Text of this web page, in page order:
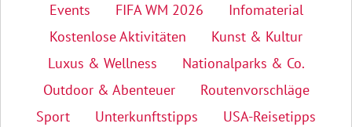
Events
FIFA WM 2026
Infomaterial
Kostenlose Aktivitäten
Kunst & Kultur
Luxus & Wellness
Nationalparks & Co.
Outdoor & Abenteuer
Routenvorschläge
Sport
Unterkunftstipps
USA-Reisetipps